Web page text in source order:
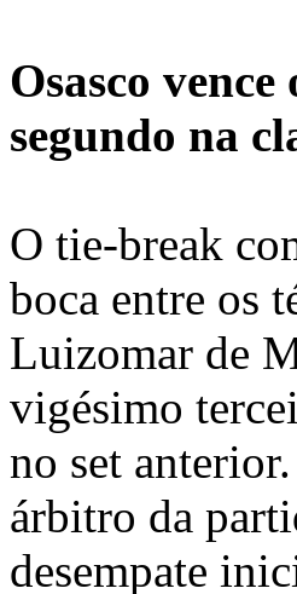
Osasco
segundo na
O tie-break
boca entre os
Luizomar de
vigésimo
no set
árbitro da
desempate